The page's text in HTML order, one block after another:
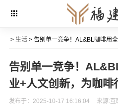
> 生活> 告别单一竞争！AL&BL咖啡用全产业
告别单一竞争！
业+人文创新，为咖啡
发布于：2025-10-17 16:16:04 来源:互